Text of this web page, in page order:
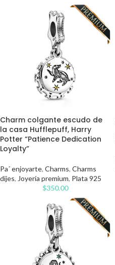
Charm colgante escudo de
la casa Hufflepuff, Harry
Potter “Patience Dedication
Loyalty”
Pa´ enjoyarte, Charms, Charms
dijes, Joyería premium, Plata 925
$350.00